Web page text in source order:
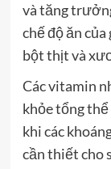
và tăng
chế độ ăn của
bột thịt và
Các vitamin
khỏe tổng thể
khi các
cần thiết cho